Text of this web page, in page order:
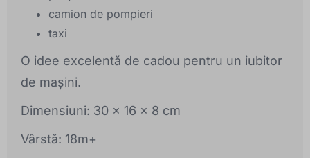
camion de pompieri
taxi
O idee excelentă de cadou pentru un iubitor
de mașini.
Dimensiuni: 30 x 16 x 8 cm
Vârstă: 18m+